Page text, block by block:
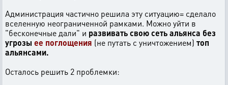
Администрация частично решила эту ситуацию= сделало
вселенную неограниченной рамками. Можно уйти в
"бесконечные дали" и развивать свою сеть альянса без
угрозы ее поглощения (не путать с уничтожением) топ
альянсами.
Осталось решить 2 проблемки: